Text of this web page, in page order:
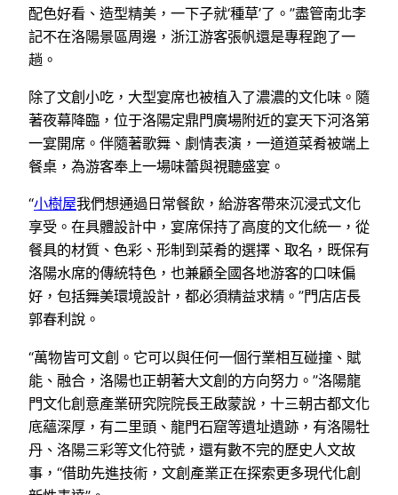
配色好看、造型精美，一下子就‘種草’了。”盡管南北李
記不在洛陽景區周邊，浙江游客張帆還是專程跑了一
趟。
除了文創小吃，大型宴席也被植入了濃濃的文化味。隨
著夜幕降臨，位于洛陽定鼎門廣場附近的宴天下河洛第
一宴開席。伴隨著歌舞、劇情表演，一道道菜肴被端上
餐桌，為游客奉上一場味蕾與視聽盛宴。
“小樹屋我們想通過日常餐飲，給游客帶來沉浸式文化
享受。在具體設計中，宴席保持了高度的文化統一，從
餐具的材質、色彩、形制到菜肴的選擇、取名，既保有
洛陽水席的傳統特色，也兼顧全國各地游客的口味偏
好，包括舞美環境設計，都必須精益求精。”門店店長
郭春利說。
“萬物皆可文創。它可以與任何一個行業相互碰撞、賦
能、融合，洛陽也正朝著大文創的方向努力。”洛陽龍
門文化創意產業研究院院長王啟蒙說，十三朝古都文化
底蘊深厚，有二里頭、龍門石窟等遺址遺跡，有洛陽牡
丹、洛陽三彩等文化符號，還有數不完的歷史人文故
事，“借助先進技術，文創產業正在探索更多現代化創